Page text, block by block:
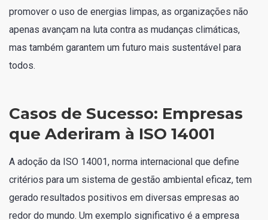
promover o uso de energias limpas, as organizações não
apenas avançam na luta contra as mudanças climáticas,
mas também garantem um futuro mais sustentável para
todos.
Casos de Sucesso: Empresas
que Aderiram à ISO 14001
A adoção da ISO 14001, norma internacional que define
critérios para um sistema de gestão ambiental eficaz, tem
gerado resultados positivos em diversas empresas ao
redor do mundo. Um exemplo significativo é a empresa